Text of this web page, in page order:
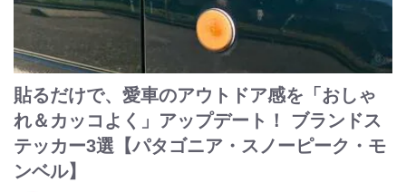
貼るだけで、愛車のアウトドア感を「おしゃ
れ＆カッコよく」アップデート！ ブランドス
テッカー3選【パタゴニア・スノーピーク・モ
ンベル】